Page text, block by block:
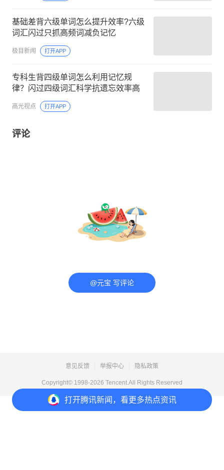
打开腾讯新闻，看更多热点资讯
基础差背六级单词怎么提升效率?六级
词汇闪过只抓高频词减负记忆
极目新闻 打开APP
专科生背四级单词怎么利用记忆规
律？闪过四级词汇科学抗遗忘效率高
高光视点 打开APP
评论
@元宝 写评论
意见反馈 举报中心 隐私政策
Copyright© 1998-2026 Tencent.All Rights Reserved